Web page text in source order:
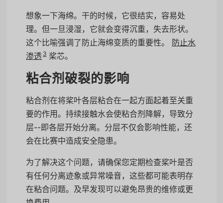
想象一下海绵。干的时候，它很结实，容易处
理。但一旦浸湿，它就会变得沉重，失去形状。
这个比喻强调了防止海绵变质的重要性。 防止水
渗透 3桨芯。
粘合剂破裂的影响
粘合剂在将桨叶各层粘合在一起方面起着至关重
要的作用。持续接触水会使粘合剂降解，导致分
层--即各层开始分离。分层不仅会影响性能，还
会在比赛中造成安全隐患。
为了解决这个问题，请确保您定期检查桨叶是否
有任何分离迹象或异常噪音，这些都可能表明存
在粘合问题。及早发现可以避免昂贵的维修或更